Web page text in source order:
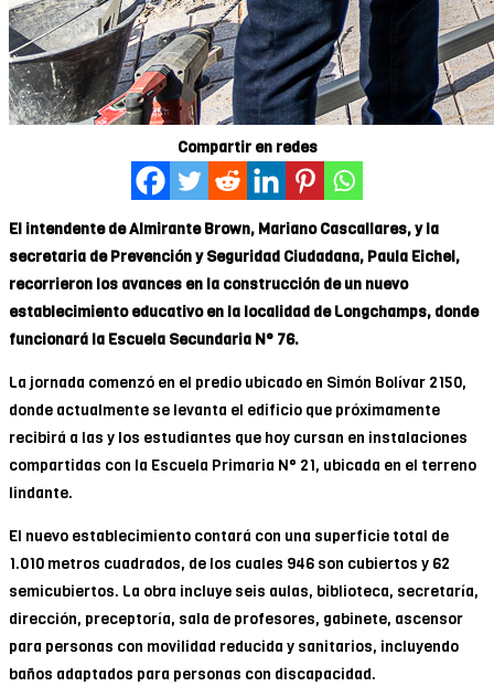
Compartir en redes
El intendente de Almirante Brown, Mariano Cascallares, y la
secretaria de Prevención y Seguridad Ciudadana, Paula Eichel,
recorrieron los avances en la construcción de un nuevo
establecimiento educativo en la localidad de Longchamps, donde
funcionará la Escuela Secundaria N° 76.
La jornada comenzó en el predio ubicado en Simón Bolívar 2150,
donde actualmente se levanta el edificio que próximamente
recibirá a las y los estudiantes que hoy cursan en instalaciones
compartidas con la Escuela Primaria N° 21, ubicada en el terreno
lindante.
El nuevo establecimiento contará con una superficie total de
1.010 metros cuadrados, de los cuales 946 son cubiertos y 62
semicubiertos. La obra incluye seis aulas, biblioteca, secretaría,
dirección, preceptoría, sala de profesores, gabinete, ascensor
para personas con movilidad reducida y sanitarios, incluyendo
baños adaptados para personas con discapacidad.